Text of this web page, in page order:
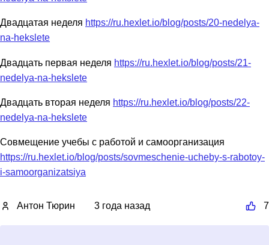
Двадцатая неделя https://ru.hexlet.io/blog/posts/20-nedelya-
na-hekslete
Двадцать первая неделя https://ru.hexlet.io/blog/posts/21-
nedelya-na-hekslete
Двадцать вторая неделя https://ru.hexlet.io/blog/posts/22-
nedelya-na-hekslete
Совмещение учебы с работой и самоорганизация
https://ru.hexlet.io/blog/posts/sovmeschenie-ucheby-s-rabotoy-
i-samoorganizatsiya
Антон Тюрин 3 года назад 7